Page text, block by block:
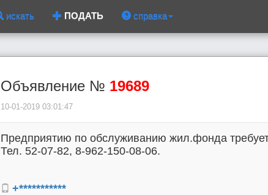
искать ПОДАТЬ справка
Объявление № 19689
10-01-2019 03:01:47
Предприятию по обслуживанию жил.фонда
Тел. 52-07-82, 8-962-150-08-06.
+***********